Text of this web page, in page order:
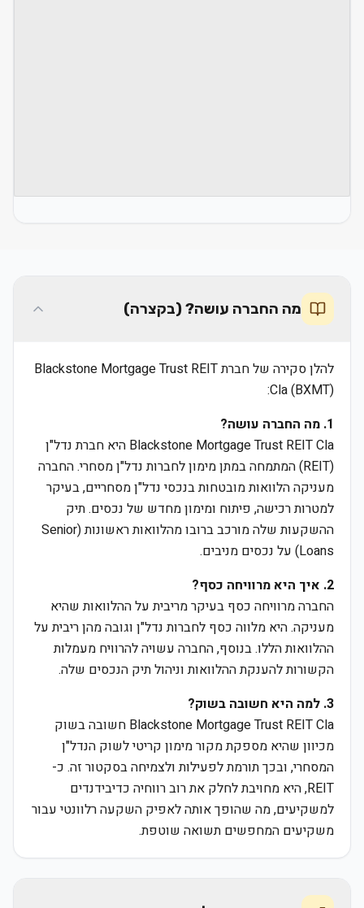
מה החברה עושה? (בקצרה)
להלן סקירה של חברת Blackstone Mortgage Trust REIT
Cla (BXMT):
1. מה החברה עושה?
Blackstone Mortgage Trust REIT Cla היא חברת נדל"ן
(REIT) המתמחה במתן מימון לחברות נדל"ן מסחרי. החברה
מעניקה הלוואות מובטחות בנכסי נדל"ן מסחריים, בעיקר
למטרות רכישה, פיתוח ומימון מחדש של נכסים. תיק
ההשקעות שלה מורכב ברובו מהלוואות ראשונות (Senior
Loans) על נכסים מניבים.
2. איך היא מרוויחה כסף?
החברה מרוויחה כסף בעיקר מריבית על ההלוואות שהיא
מעניקה. היא מלווה כסף לחברות נדל"ן וגובה מהן ריבית על
ההלוואות הללו. בנוסף, החברה עשויה להרוויח מעמלות
הקשורות להענקת ההלוואות וניהול תיק הנכסים שלה.
3. למה היא חשובה בשוק?
Blackstone Mortgage Trust REIT Cla חשובה בשוק
מכיוון שהיא מספקת מקור מימון קריטי לשוק הנדל"ן
המסחרי, ובכך תורמת לפעילות ולצמיחה בסקטור זה. כ-
REIT, היא מחויבת לחלק את רוב רווחיה כדיבידנדים
למשקיעים, מה שהופך אותה לאפיק השקעה רלוונטי עבור
משקיעים המחפשים תשואה שוטפת.